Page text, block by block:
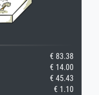
€ 83.38
€ 14.00
€ 45.43
€ 1.10